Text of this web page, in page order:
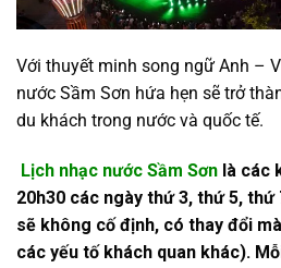
Với thuyết minh song ngữ Anh –
nước Sầm Sơn hứa hẹn sẽ trở
du khách trong nước và quốc tế.
Lịch nhạc nước Sầm Sơn là các
20h30 các ngày thứ 3, thứ 5,
sẽ không cố định, có thay đổi
các yếu tố khách quan khác).